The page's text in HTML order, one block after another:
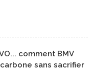
comment BMV
sans sacrifier